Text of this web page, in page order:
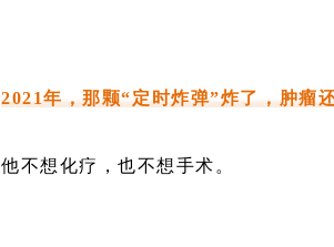
2021年，那颗“定时炸弹”炸了，肿瘤
他不想化疗，也不想手术。